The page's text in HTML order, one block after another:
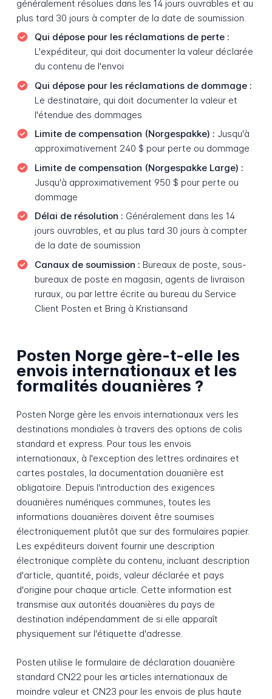
généralement résolues dans les 14 jours ouvrables et au
plus tard 30 jours à compter de la date de soumission.
Qui dépose pour les réclamations de perte :
L'expéditeur, qui doit documenter la valeur déclarée
du contenu de l'envoi
Qui dépose pour les réclamations de dommage :
Le destinataire, qui doit documenter la valeur et
l'étendue des dommages
Limite de compensation (Norgespakke) : Jusqu'à
approximativement 240 $ pour perte ou dommage
Limite de compensation (Norgespakke Large) :
Jusqu'à approximativement 950 $ pour perte ou
dommage
Délai de résolution : Généralement dans les 14
jours ouvrables, et au plus tard 30 jours à compter
de la date de soumission
Canaux de soumission : Bureaux de poste, sous-
bureaux de poste en magasin, agents de livraison
ruraux, ou par lettre écrite au bureau du Service
Client Posten et Bring à Kristiansand
Posten Norge gère-t-elle les
envois internationaux et les
formalités douanières ?
Posten Norge gère les envois internationaux vers les
destinations mondiales à travers des options de colis
standard et express. Pour tous les envois
internationaux, à l'exception des lettres ordinaires et
cartes postales, la documentation douanière est
obligatoire. Depuis l'introduction des exigences
douanières numériques communes, toutes les
informations douanières doivent être soumises
électroniquement plutôt que sur des formulaires papier.
Les expéditeurs doivent fournir une description
électronique complète du contenu, incluant description
d'article, quantité, poids, valeur déclarée et pays
d'origine pour chaque article. Cette information est
transmise aux autorités douanières du pays de
destination indépendamment de si elle apparaît
physiquement sur l'étiquette d'adresse.
Posten utilise le formulaire de déclaration douanière
standard CN22 pour les articles internationaux de
moindre valeur et CN23 pour les envois de plus haute